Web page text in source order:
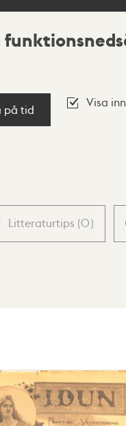
på tid
Visa
Litteraturtips (0)